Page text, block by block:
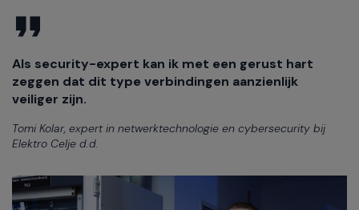
Als security-expert kan ik met een gerust hart
zeggen dat dit type verbindingen aanzienlijk
veiliger zijn.
Tomi Kolar, expert in netwerktechnologie en cybersecurity bij
Elektro Celje d.d.